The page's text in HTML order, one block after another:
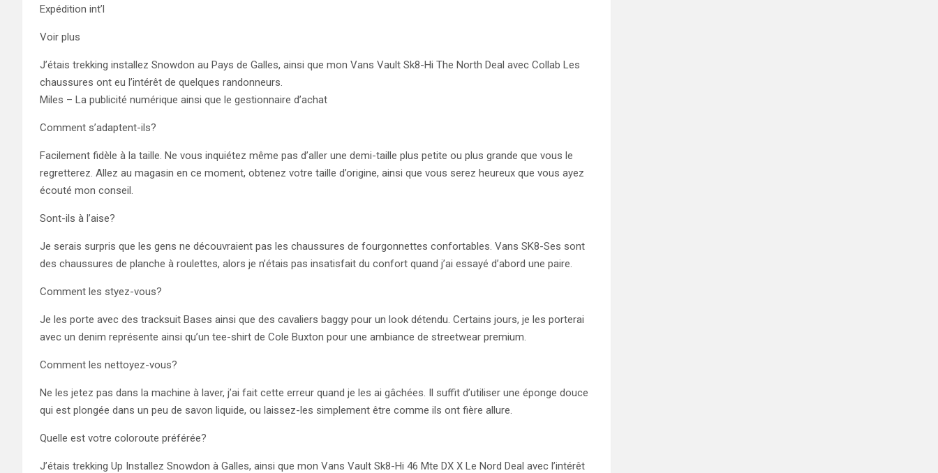
Expédition int’l
Voir plus
J’étais trekking installez Snowdon au Pays de Galles, ainsi que mon Vans Vault Sk8-Hi The North Deal avec Collab Les
chaussures ont eu l’intérêt de quelques randonneurs.
Miles – La publicité numérique ainsi que le gestionnaire d’achat
Comment s’adaptent-ils?
Facilement fidèle à la taille. Ne vous inquiétez même pas d’aller une demi-taille plus petite ou plus grande que vous le
regretterez. Allez au magasin en ce moment, obtenez votre taille d’origine, ainsi que vous serez heureux que vous ayez
écouté mon conseil.
Sont-ils à l’aise?
Je serais surpris que les gens ne découvraient pas les chaussures de fourgonnettes confortables. Vans SK8-Ses sont
des chaussures de planche à roulettes, alors je n’étais pas insatisfait du confort quand j’ai essayé d’abord une paire.
Comment les styez-vous?
Je les porte avec des tracksuit Bases ainsi que des cavaliers baggy pour un look détendu. Certains jours, je les porterai
avec un denim représente ainsi qu’un tee-shirt de Cole Buxton pour une ambiance de streetwear premium.
Comment les nettoyez-vous?
Ne les jetez pas dans la machine à laver, j’ai fait cette erreur quand je les ai gâchées. Il suffit d’utiliser une éponge douce
qui est plongée dans un peu de savon liquide, ou laissez-les simplement être comme ils ont fière allure.
Quelle est votre coloroute préférée?
J’étais trekking Up Installez Snowdon à Galles, ainsi que mon Vans Vault Sk8-Hi 46 Mte DX X Le Nord Deal avec l’intérêt